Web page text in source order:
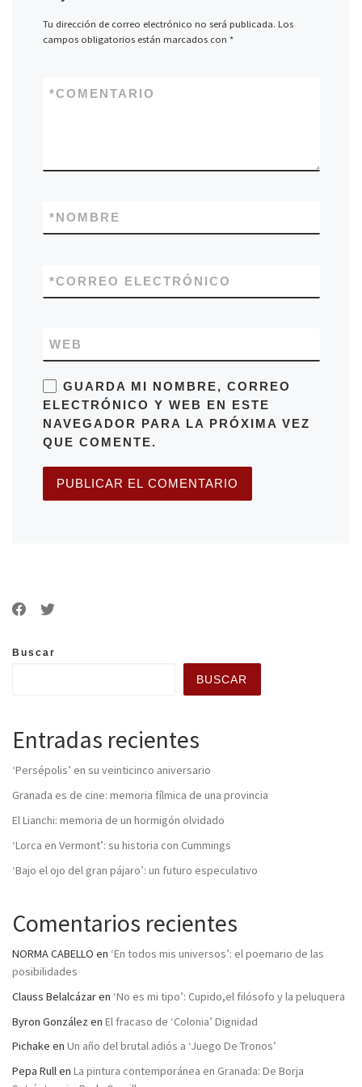
Tu dirección de correo electrónico no será publicada. Los
campos obligatorios están marcados con *
COMENTARIO
*
NOMBRE
*
CORREO ELECTRÓNICO
*
WEB
GUARDA MI NOMBRE, CORREO
ELECTRÓNICO Y WEB EN ESTE
NAVEGADOR PARA LA PRÓXIMA VEZ
QUE COMENTE.
Buscar
BUSCAR
Entradas recientes
‘Persépolis’ en su veinticinco aniversario
Granada es de cine: memoria fílmica de una provincia
El Lianchi: memoria de un hormigón olvidado
‘Lorca en Vermont’: su historia con Cummings
‘Bajo el ojo del gran pájaro’: un futuro especulativo
Comentarios recientes
NORMA CABELLO en ‘En todos mis universos’: el poemario de las
posibilidades
Clauss Belalcázaren ‘No es mi tipo’: Cupido,el filósofo y la peluquera
Byron González en El fracaso de ‘Colonia’ Dignidad
Pichake en Un año del brutal adiós a ‘Juego De Tronos’
Pepa Rullen La pintura contemporánea en Granada: De Borja